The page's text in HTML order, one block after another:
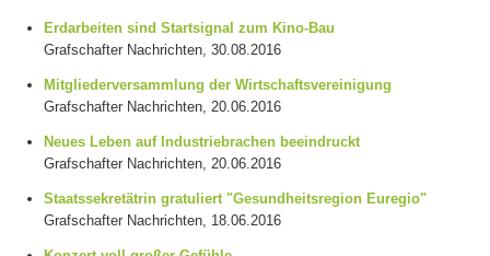
Erdarbeiten sind Startsignal zum Kino-Bau
Grafschafter Nachrichten, 30.08.2016
Mitgliederversammlung der Wirtschaftsvereinigung
Grafschafter Nachrichten, 20.06.2016
Neues Leben auf Industriebrachen beeindruckt
Grafschafter Nachrichten, 20.06.2016
Staatssekretätrin gratuliert "Gesundheitsregion Euregio"
Grafschafter Nachrichten, 18.06.2016